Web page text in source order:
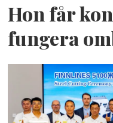
Hon får
fungera